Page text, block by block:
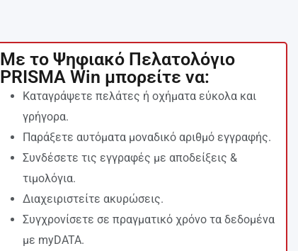
Με το Ψηφιακό Πελατολόγιο
PRISMA Win μπορείτε να:
Καταγράψετε πελάτες ή οχήματα εύκολα και
γρήγορα.
Παράξετε αυτόματα μοναδικό αριθμό εγγραφής.
Συνδέσετε τις εγγραφές με αποδείξεις &
τιμολόγια.
Διαχειριστείτε ακυρώσεις.
Συγχρονίσετε σε πραγματικό χρόνο τα δεδομένα
με myDATA.